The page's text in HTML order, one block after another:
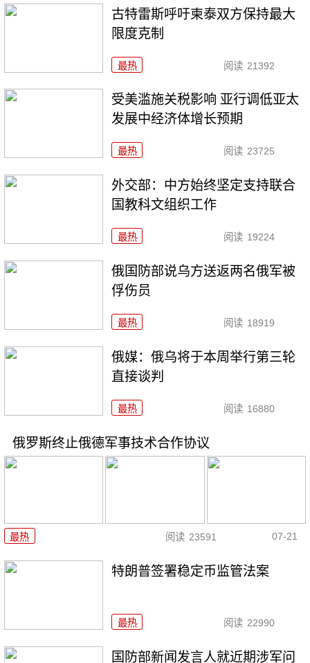
古特雷斯呼吁柬泰双方保持最大
限度克制
最热 阅读 21392
受美滥施关税影响 亚行调低亚太
发展中经济体增长预期
最热 阅读 23725
外交部：中方始终坚定支持联合
国教科文组织工作
最热 阅读 19224
俄国防部说乌方送返两名俄军被
俘伤员
最热 阅读 18919
俄媒：俄乌将于本周举行第三轮
直接谈判
最热 阅读 16880
俄罗斯终止俄德军事技术合作协议
最热 阅读 23591 07-21
特朗普签署稳定币监管法案
最热 阅读 22990
国防部新闻发言人就近期涉军问